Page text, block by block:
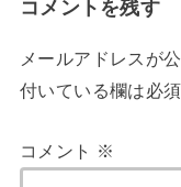
コメントを残す
メールアドレスが
付いている欄は必
コメント ※